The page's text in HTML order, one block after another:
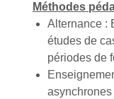
Méthodes
Alternance:
études de
périodes de